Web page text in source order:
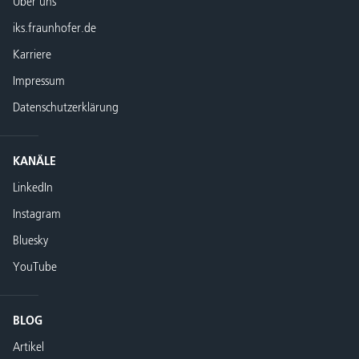
iks.fraunhofer.de
Karriere
Impressum
Datenschutzerklärung
KANÄLE
LinkedIn
Instagram
Bluesky
YouTube
BLOG
Artikel